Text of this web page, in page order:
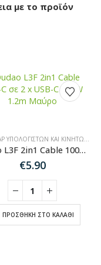
με το προϊόν
HDMI-ΔΙΚΤΎΟΥ
ΑΞΕΣΟΥΆΡ ΥΠΟΛΟΓΙΣΤΏΝ ΚΑΙ ΚΙΝΗΤΏΝ
Dudao L3F 2in1 Cable 100W 1.2m 2 x USB-C – Black
€5.90
ΠΡΟΣΘΉΚΗ ΣΤΟ ΚΑΛΆΘΙ